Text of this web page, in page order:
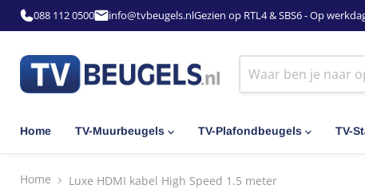
088 112 0500 info@tvbeugels.nlGezien op RTL4 & SBS6 - Op
Home TV-Muurbeugels TV-Plafondbeugels TV-
Home Luxe HDMI kabel High Speed 1.5 meter